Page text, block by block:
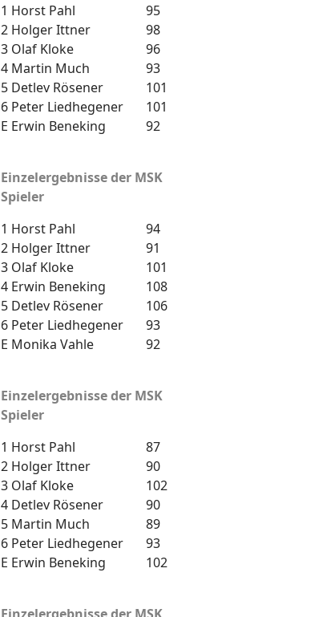
1 Horst Pahl
95
2 Holger Ittner
98
3 Olaf Kloke
96
4 Martin Much
93
5 Detlev Rösener
101
6 Peter Liedhegener
101
E Erwin Beneking 92
Einzelergebnisse der MSK
Spieler
1 Horst Pahl
94
2 Holger Ittner
91
3 Olaf Kloke
101
4 Erwin Beneking
108
5 Detlev Rösener
106
6 Peter Liedhegener
93
E Monika Vahle 92
Einzelergebnisse der MSK
Spieler
1 Horst Pahl
87
2 Holger Ittner
90
3 Olaf Kloke
102
4 Detlev Rösener
90
5 Martin Much
89
6 Peter Liedhegener
93
E Erwin Beneking 102